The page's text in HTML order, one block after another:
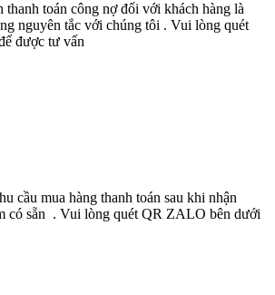
thanh toán công nợ đối với khách hàng là
nguyên tắc với chúng tôi . Vui lòng quét
được tư vấn
cầu mua hàng thanh toán sau khi nhận
có sẵn . Vui lòng quét QR ZALO bên dưới